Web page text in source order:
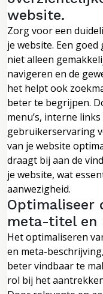
website.
Zorg voor een
je website. Een
niet alleen
navigeren en de
het helpt ook
beter te begrijpen.
menu’s, interne
gebruikerservaring
van je website
draagt bij aan de
je website, wat
aanwezigheid.
Optimaliseer
meta-titel en
Het optimaliseren
en meta-
beter vindbaar te
rol bij het